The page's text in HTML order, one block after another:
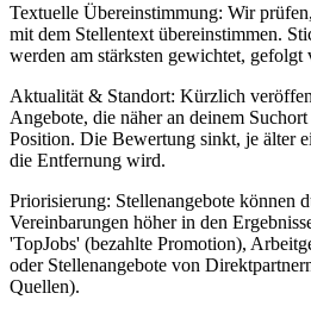
Textuelle Übereinstimmung: Wir
mit dem Stellentext übereinstimmen.
werden am stärksten gewichtet,
Aktualität & Standort: Kürzlich
Angebote, die näher an deinem
Position. Die Bewertung sinkt, je älter
die Entfernung wird.
Priorisierung: Stellenangebote können
Vereinbarungen höher in den
'TopJobs' (bezahlte Promotion),
oder Stellenangebote von
Quellen).